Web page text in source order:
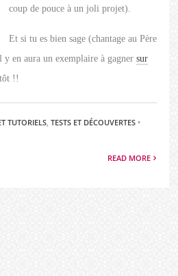
coup de pouce à un joli projet).
Et si tu es bien sage (chantage au Père
en aura un exemplaire à gagnersur
!!
TUTORIELS ,TESTS ET DÉCOUVERTES •
READ MORE